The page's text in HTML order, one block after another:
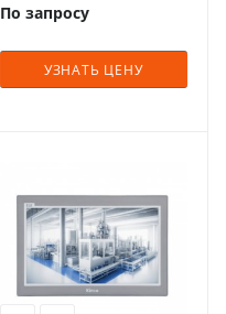
По запросу
УЗНАТЬ ЦЕНУ